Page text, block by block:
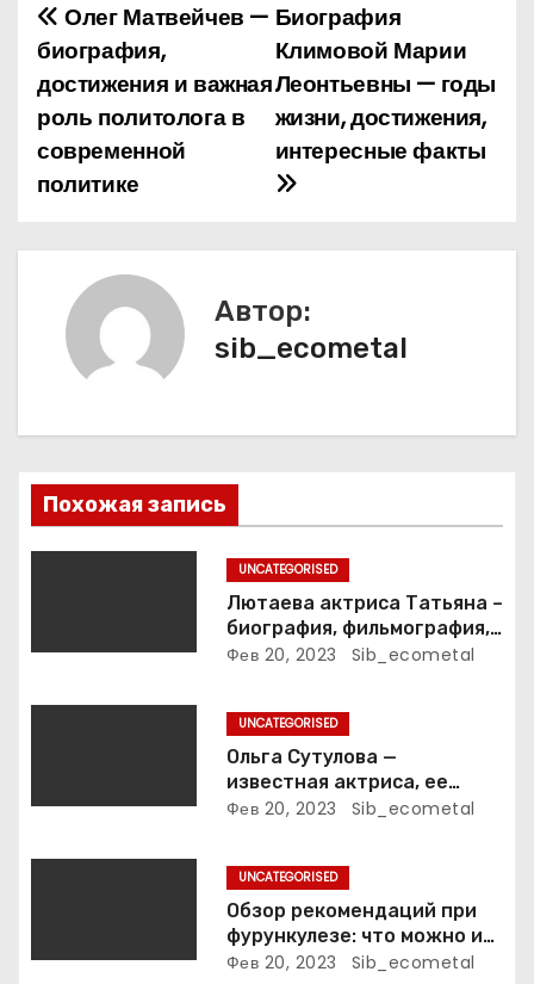
Н
а
в
и
я
п
о
Биография
Климовой Марии
Леонтьевны — годы
жизни, достижения,
интересные факты
Олег Матвейчев —
биография,
достижения и важная
роль политолога в
современной
политике
Автор:
sib_ecometal
Похожая запись
UNCATEGORISED
Лютаева актриса Татьяна –
биография, фильмография,
достижения
Фев 20, 2023 Sib_ecometal
UNCATEGORISED
Ольга Сутулова —
известная актриса, ее
биография, достижения и
Фев 20, 2023 Sib_ecometal
UNCATEGORISED
Обзор рекомендаций при
фурункулезе: что можно и
что нельзя делать
Фев 20, 2023 Sib_ecometal